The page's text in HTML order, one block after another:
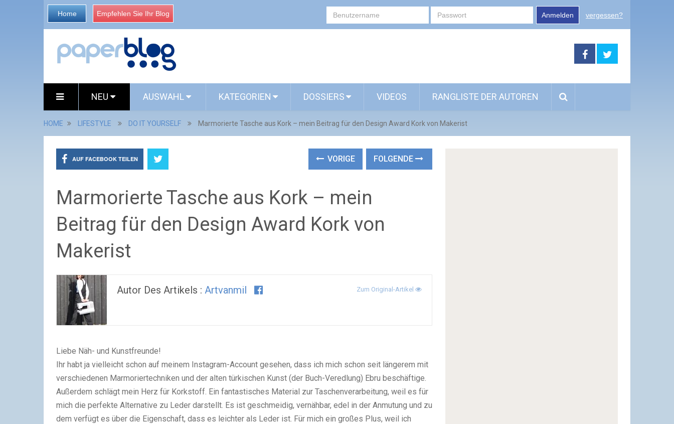
Home Empfehlen Sie Ihr Blog Anmelden vergessen?
NEU AUSWAHL KATEGORIEN DOSSIERS VIDEOS RANGLISTE DER AUTOREN
HOME LIFESTYLE DO IT YOURSELF Marmorierte Tasche aus Kork – mein Beitrag für den Design Award Kork von Makerist
AUF FACEBOOK TEILEN VORIGE FOLGENDE
Marmorierte Tasche aus Kork – mein
Beitrag für den Design Award Kork von
Makerist
Autor Des Artikels : Artvanmil Zum Original-Artikel
Liebe Näh- und Kunstfreunde!
Ihr habt ja vielleicht schon auf meinem Instagram-Account gesehen, dass ich mich schon seit längerem mit
verschiedenen Marmoriertechniken und der alten türkischen Kunst (der Buch-Veredlung) Ebru beschäftige.
Außerdem schlägt mein Herz für Korkstoff. Ein fantastisches Material zur Taschenverarbeitung, weil es für
mich die perfekte Alternative zu Leder darstellt. Es ist geschmeidig, vernähbar, edel in der Anmutung und zu
dem verfügt es über die Eigenschaft, dass es leichter als Leder ist. Für mich ein großes Plus, weil ich